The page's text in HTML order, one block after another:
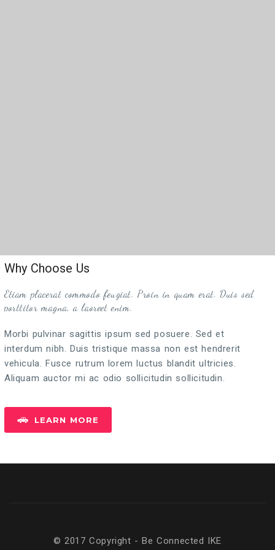
Why Choose Us
Etiam placerat commodo feugiat. Proin in quam erat. Duis sed
porttitor magna, a laoreet enim.
Morbi pulvinar sagittis ipsum sed posuere. Sed et
interdum nibh. Duis tristique massa non est hendrerit
vehicula. Fusce rutrum lorem luctus blandit ultricies.
Aliquam auctor mi ac odio sollicitudin sollicitudin.
LEARN MORE
© 2017 Copyright - Be Connected ΙΚΕ